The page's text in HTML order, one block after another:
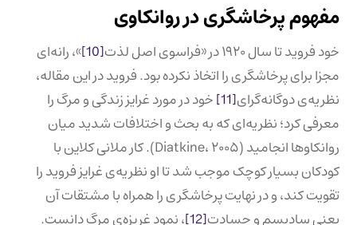
مفهوم پرخاشگری در روانکاوی
خود فروید تا سال ۱۹۲۰ در «فراسوی اصل لذت [10]
»،‌ رانه‌ای
مجزا برای پرخاشگری را اتخاذ نکرده بود. فروید در این مقاله،
نظریه‌ی دوگانه‌گرای[11]
خود در مورد غرایز زندگی و مرگ را
معرفی کرد؛ نظریه‌ای که به بحث و اختلافات شدید میان
روانکاو‌ها انجامید (Diatkine، ۲۰۰۵). کار ملانی کلاین با
کودکان بسیار کوچک موجب شد تا او نظریه‌ی غرایز فروید را
تقویت کند، و در نهایت پرخاشگری را همراه با مشتقات آن
یعنی سادیسم و ​​حسادت[12]
، نمود غریزه‌ی مرگ دانست.